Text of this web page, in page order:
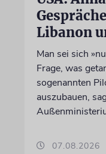
Libanon
Man sei sich
Frage, was
sogenannten
auszubauen,
07.08.2026